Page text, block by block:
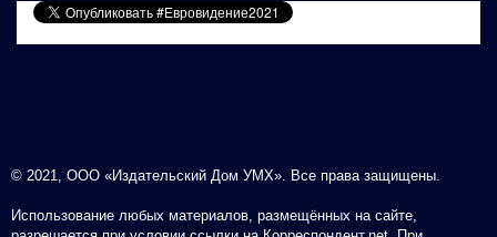
© 2021, ООО «Издательский Дом УМХ». Все права защищены.
Использование любых материалов, размещённых на сайте,